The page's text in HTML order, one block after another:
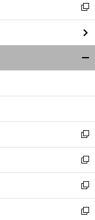
く
新
し
い
ウ
ィ
ン
ウ
開
く
新
し
い
ウ
ィ
ン
ド
新
し
い
ウ
ィ
新
し
い
新